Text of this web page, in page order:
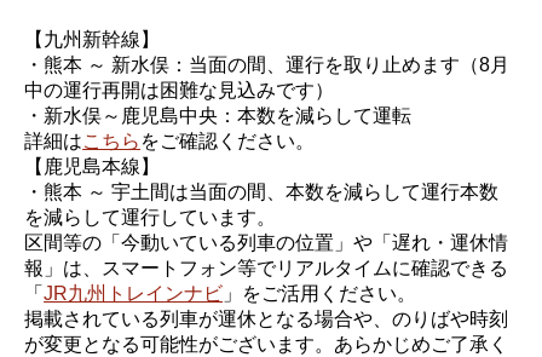
【九州新幹線】
・熊本 ～ 新水俣：当面の間、運行を取り止めます（8月
中の運行再開は困難な見込みです）
・新水俣～鹿児島中央：本数を減らして運転
詳細はこちら をご確認ください。
【鹿児島本線】
・熊本 ～ 宇土間は当面の間、本数を減らして運行本数
を減らして運行しています。
区間等の「今動いている列車の位置」や「遅れ・運休情
報」は、スマートフォン等でリアルタイムに確認できる
「JR九州トレインナビ 」をご活用ください。
掲載されている列車が運休となる場合や、のりばや時刻
が変更となる可能性がございます。あらかじめご了承く